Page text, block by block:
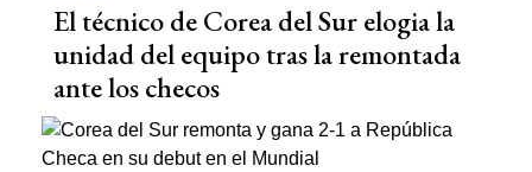
El técnico de Corea del Sur elogia la
unidad del equipo tras la remontada
ante los checos